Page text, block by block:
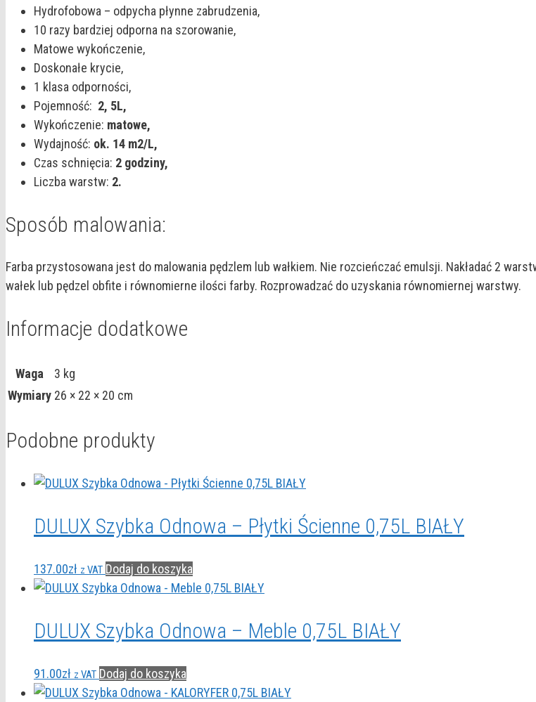
Hydrofobowa – odpycha płynne zabrudzenia,
10 razy bardziej odporna na szorowanie,
Matowe wykończenie,
Doskonałe krycie,
1 klasa odporności,
Pojemność: 2, 5L,
Wykończenie: matowe,
Wydajność: ok. 14 m2/L,
Czas schnięcia: 2 godziny,
Liczba warstw: 2.
Sposób malowania:
Farba przystosowana jest do malowania pędzlem lub wałkiem. Nie rozcieńczać emulsji. Nakładać 2
wałek lub pędzel obfite i równomierne ilości farby. Rozprowadzać do uzyskania równomiernej warstwy.
Informacje dodatkowe
Waga
3 kg
Wymiary 26 × 22 × 20 cm
Podobne produkty
DULUX Szybka Odnowa – Płytki Ścienne 0,75L BIAŁY
137.00zł z VAT Dodaj do koszyka
DULUX Szybka Odnowa – Meble 0,75L BIAŁY
91.00zł z VAT Dodaj do koszyka